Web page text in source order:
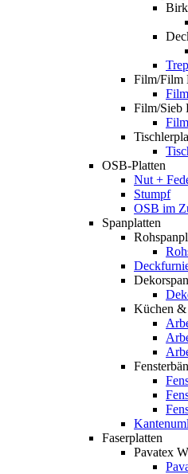
Film/Film
Film/Sieb
OSB-Platten
Nut +
Stumpf
OSB im
Spanplatten
Küchen &
Faserplatten
Pavatex